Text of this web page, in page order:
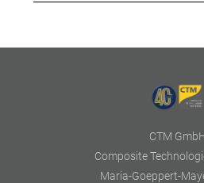
CTM
Composite
Maria-Goeppert-